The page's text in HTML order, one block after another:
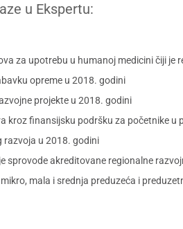
u Ekspertu:
za upotrebu u humanoj medicini čiji je
opreme u 2018. godini
projekte u 2018. godini
finansijsku podršku za početnike u
razvoja u 2018. godini
akreditovane regionalne
mala i srednja preduzeća i